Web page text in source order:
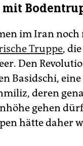
im Iran
Truppe,
Den
Basidschi,
deren
gehen
hätte daher